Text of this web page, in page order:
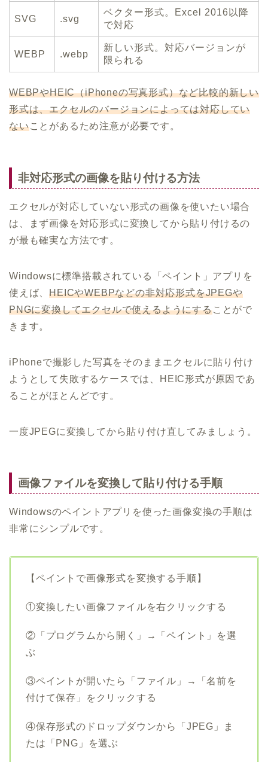
SVG .svg
ベクター形式。Excel 2016以降
で対応
WEBP .webp
新しい形式。対応バージョンが
限られる
WEBPやHEIC（iPhoneの写真形式）など比較的新しい
形式は、エクセルのバージョンによっては対応してい
ないことがあるため注意が必要です。
非対応形式の画像を貼り付ける方法
エクセルが対応していない形式の画像を使いたい場合
は、まず画像を対応形式に変換してから貼り付けるの
が最も確実な方法です。
Windowsに標準搭載されている「ペイント」アプリを
使えば、HEICやWEBPなどの非対応形式をJPEGや
PNGに変換してエクセルで使えるようにすることがで
きます。
iPhoneで撮影した写真をそのままエクセルに貼り付け
ようとして失敗するケースでは、HEIC形式が原因であ
ることがほとんどです。
一度JPEGに変換してから貼り付け直してみましょう。
画像ファイルを変換して貼り付ける手順
Windowsのペイントアプリを使った画像変換の手順は
非常にシンプルです。
【ペイントで画像形式を変換する手順】
①変換したい画像ファイルを右クリックする
②「プログラムから開く」→「ペイント」を選
ぶ
③ペイントが開いたら「ファイル」→「名前を
付けて保存」をクリックする
④保存形式のドロップダウンから「JPEG」ま
たは「PNG」を選ぶ